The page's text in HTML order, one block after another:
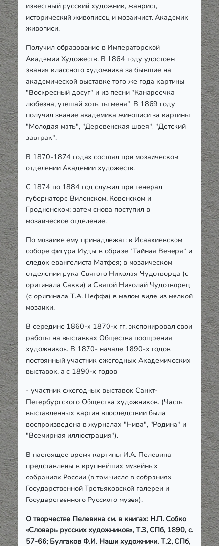
известный русский художник, жанрист,
исторический живописец и мозаичист. Академик
живописи.
Получил образование в Императорской
Академии Художеств. В 1864 году удостоен
звания классного художника за бывшие на
академической выставке того же года картины
"Воскресный досуг" и из песни "Канареечка
любезна, утешай хоть ты меня". В 1869 году
получил звание академика живописи за картины
"Молодая мать", "Деревенская швея", "Детский
завтрак".
В 1870-1874 годах состоял при мозаическом
отделении Академии художеств.
С 1874 по 1884 год служил при генерал
губернаторе Виленском, Ковенском и
Гродненском; затем снова поступил в
мозаическое отделение.
По мозаике ему принадлежат: в Исаакиевском
соборе фигура Иуды в образе "Тайная Вечеря" и
следок евангелиста Матфея; в мозаическом
отделении рука Святого Николая Чудотворца (с
оригинала Сакки) и Святой Николай Чудотворец
(с оригинала Т.А. Неффа) в малом виде из мелкой
мозаики.
В середине 1860-х 1870-х гг. экспонировал свои
работы на выставках Общества поощрения
художников. В 1870- начале 1890-х годов
постоянный участник ежегодных Академических
выставок, а с 1890-х годов
- участник ежегодных выставок Санкт-
Петербургского Общества художников. (Часть
выставленных картин впоследствии была
воспроизведена в журналах "Нива", "Родина" и
"Всемирная иллюстрация").
В настоящее время картины И.А. Пелевина
представлены в крупнейших музейных
собраниях России (в том числе в собраниях
Государственной Третьяковской галереи и
Государственного Русского музея).
О творчестве Пелевина см. в книгах: Н.П. Собко
«Словарь русских художников», Т.3, СПб, 1890, с.
57-66; Булгаков Ф.И. Наши художники. Т.2, СПб,